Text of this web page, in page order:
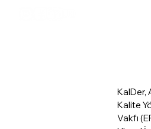
KalDer,
Kalite
Vakfı